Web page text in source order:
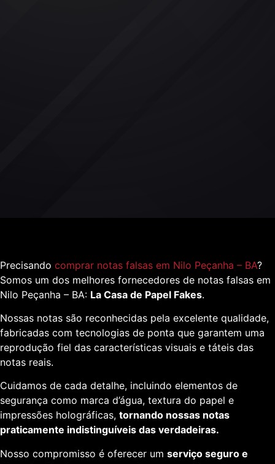
Precisando comprar notas falsas em Nilo Peçanha – BA?
Somos um dos melhores fornecedores de notas falsas em
Nilo Peçanha – BA: La Casa de Papel Fakes.
Nossas notas são reconhecidas pela excelente qualidade,
fabricadas com tecnologias de ponta que garantem uma
reprodução fiel das características visuais e táteis das
notas reais.
Cuidamos de cada detalhe, incluindo elementos de
segurança como marca d’água, textura do papel e
impressões holográficas, tornando nossas notas
praticamente indistinguíveis das verdadeiras.
Nosso compromisso é oferecer um serviço seguro e